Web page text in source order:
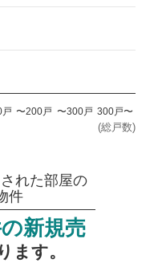
(総戸数)
戸 〜200戸 〜300戸 300戸〜
れた部屋の
件
新規売
ます。